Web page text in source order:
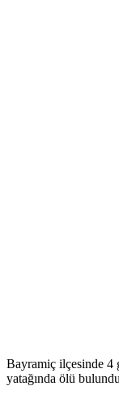
Bayramiç ilçesinde 4
yatağında ölü